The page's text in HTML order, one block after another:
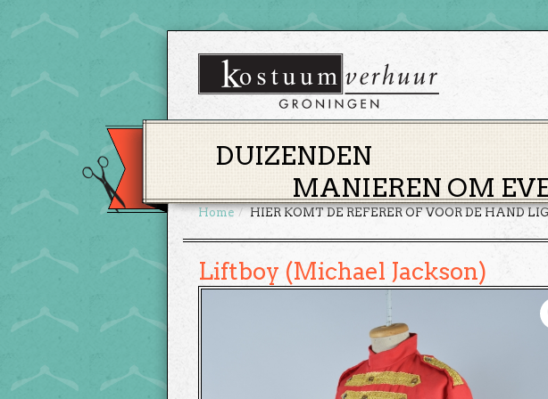
DUIZENDEN
MANIEREN OM
Home HIER KOMT DE REFERER OF VOOR DE HAND
Liftboy (Michael Jackson)